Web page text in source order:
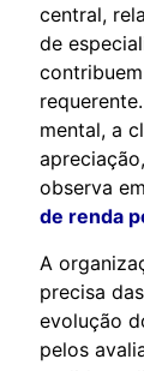
central,
de
mental, a
observa
de renda
A
precisa
evolução
pelos